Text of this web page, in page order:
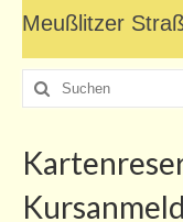
Kurse für
Angebote
Schule/Hort
Einmietung
Meußlitzer
nach: